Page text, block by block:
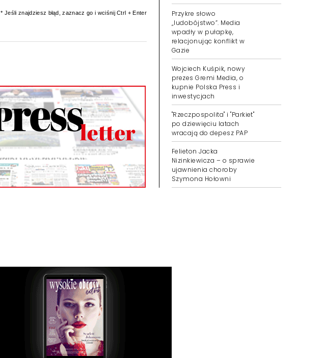
* Jeśli znajdziesz błąd, zaznacz go i wciśnij Ctrl + Enter
Przykre słowo
„ludobójstwo”. Media
wpadły w pułapkę,
relacjonując konflikt w
Gazie
Wojciech Kuśpik, nowy
prezes Gremi Media, o
kupnie Polska Press i
inwestycjach
"Rzeczpospolita" i "Parkiet"
po dziewięciu latach
wracają do depesz PAP
Felieton Jacka
Nizinkiewicza – o sprawie
ujawnienia choroby
Szymona Hołowni